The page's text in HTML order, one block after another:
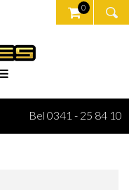
0
Bel 0341 - 25 84 10